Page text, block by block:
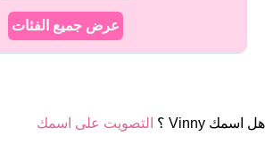
عرض جميع الفئات
هل اسمك Vinny ؟ التصويت على اسمك